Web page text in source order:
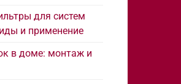
для систем
и применение
в доме: монтаж и